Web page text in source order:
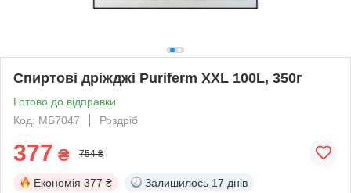
Спиртові дріжджі Puriferm XXL 100L, 350г
Готово до відправки
Код: МБ7047
Роздріб
377 ₴ 754 ₴
Економія 377 ₴ Залишилось 17 днів